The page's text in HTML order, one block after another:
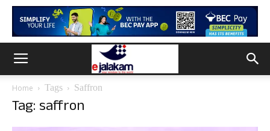
Home Tags Saffron
Tag: saffron